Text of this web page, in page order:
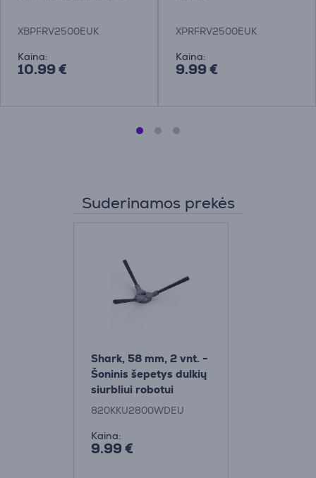
XBPFRV2500EUK
Kaina:
10.99 €
XPRFRV2500EUK
Kaina:
9.99 €
Suderinamos prekės
Shark, 58 mm, 2 vnt. -
Šoninis šepetys dulkių
siurbliui robotui
820KKU2800WDEU
Kaina:
9.99 €